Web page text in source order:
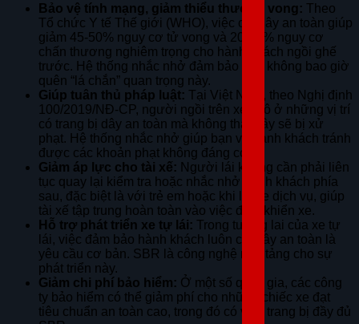
Bảo vệ tính mạng, giảm thiểu thương vong: Theo
Tổ chức Y tế Thế giới (WHO), việc cài dây an toàn giúp
giảm 45-50% nguy cơ tử vong và 20-45% nguy cơ
chấn thương nghiêm trọng cho hành khách ngồi ghế
trước. Hệ thống nhắc nhở đảm bảo bạn không bao giờ
quên “lá chắn” quan trọng này.
Giúp tuân thủ pháp luật: Tại Việt Nam, theo Nghị định
100/2019/NĐ-CP, người ngồi trên xe ô tô ở những vị trí
có trang bị dây an toàn mà không thắt dây sẽ bị xử
phạt. Hệ thống nhắc nhở giúp bạn và hành khách tránh
được các khoản phạt không đáng có.
Giảm áp lực cho tài xế: Người lái không cần phải liên
tục quay lại kiểm tra hoặc nhắc nhở hành khách phía
sau, đặc biệt là với trẻ em hoặc khi lái xe dịch vụ, giúp
tài xế tập trung hoàn toàn vào việc điều khiển xe.
Hỗ trợ phát triển xe tự lái: Trong tương lai của xe tự
lái, việc đảm bảo hành khách luôn cài dây an toàn là
yêu cầu cơ bản. SBR là công nghệ nền tảng cho sự
phát triển này.
Giảm chi phí bảo hiểm: Ở một số quốc gia, các công
ty bảo hiểm có thể giảm phí cho những chiếc xe đạt
tiêu chuẩn an toàn cao, trong đó có việc trang bị đầy đủ